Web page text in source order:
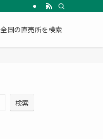
全国の直売所を検索
検索